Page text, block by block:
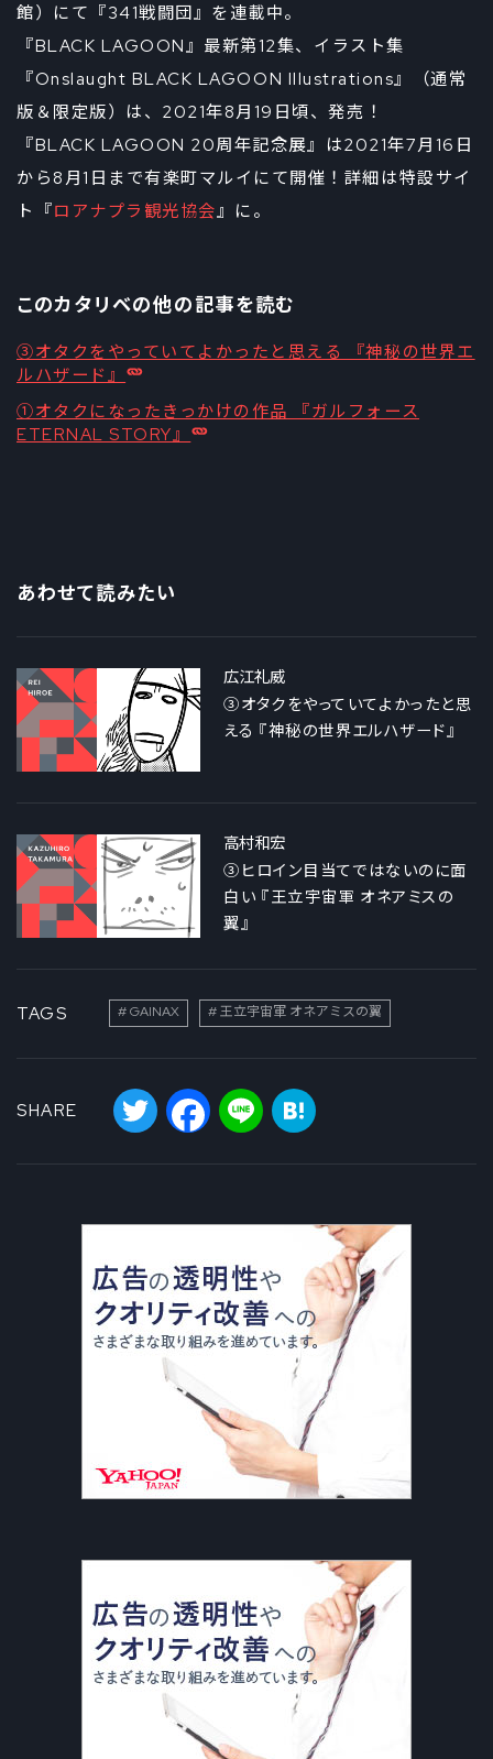
館）にて『341戦闘団』を連載中。
『BLACK LAGOON』最新第12集、イラスト集
『Onslaught BLACK LAGOON Illustrations』（通常
版＆限定版）は、2021年8月19日頃、発売！
『BLACK LAGOON 20周年記念展』は2021年7月16日
から8月1日まで有楽町マルイにて開催！詳細は特設サイ
ト『ロアナプラ観光協会』に。
このカタリベの他の記事を読む
③オタクをやっていてよかったと思える 『神秘の世界エ
ルハザード』
①オタクになったきっかけの作品 『ガルフォース
ETERNAL STORY』
あわせて読みたい
広江礼威
③オタクをやっていてよかったと思
える 『神秘の世界エルハザード』
高村和宏
③ヒロイン目当てではないのに面
白い 『王立宇宙軍 オネアミスの
翼』
TAGS GAINAX 王立宇宙軍 オネアミスの翼
SHARE
Twitter Facebook
Line